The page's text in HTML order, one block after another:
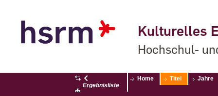
Kulturelles
Hochschul-
Ergebnisliste
Home Titel Jahre